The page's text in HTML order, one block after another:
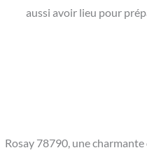
aussi avoir lieu pour
Rosay 78790, une